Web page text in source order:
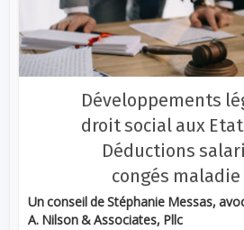
Développements
droit social aux
Déductions
congés maladie
Un conseil de Stéphanie Messas,
A. Nilson & Associates, Pllc